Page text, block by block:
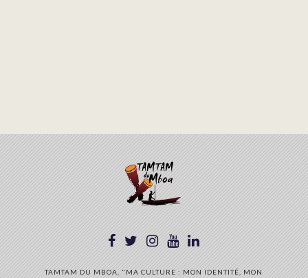
TAMTAM DU MBOA, "MA CULTURE : MON IDENTITÉ, MON